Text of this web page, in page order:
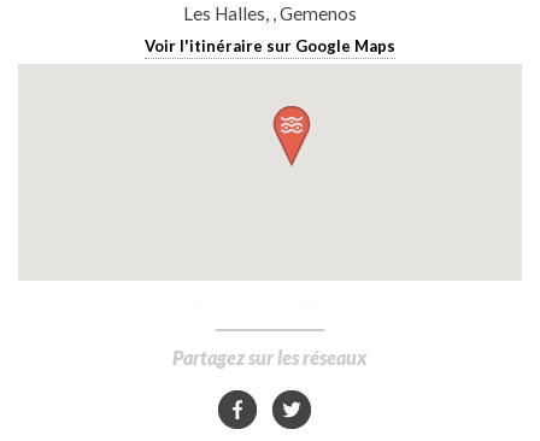
Les Halles, , Gemenos
Voir l'itinéraire sur Google Maps
Partagez sur les réseaux